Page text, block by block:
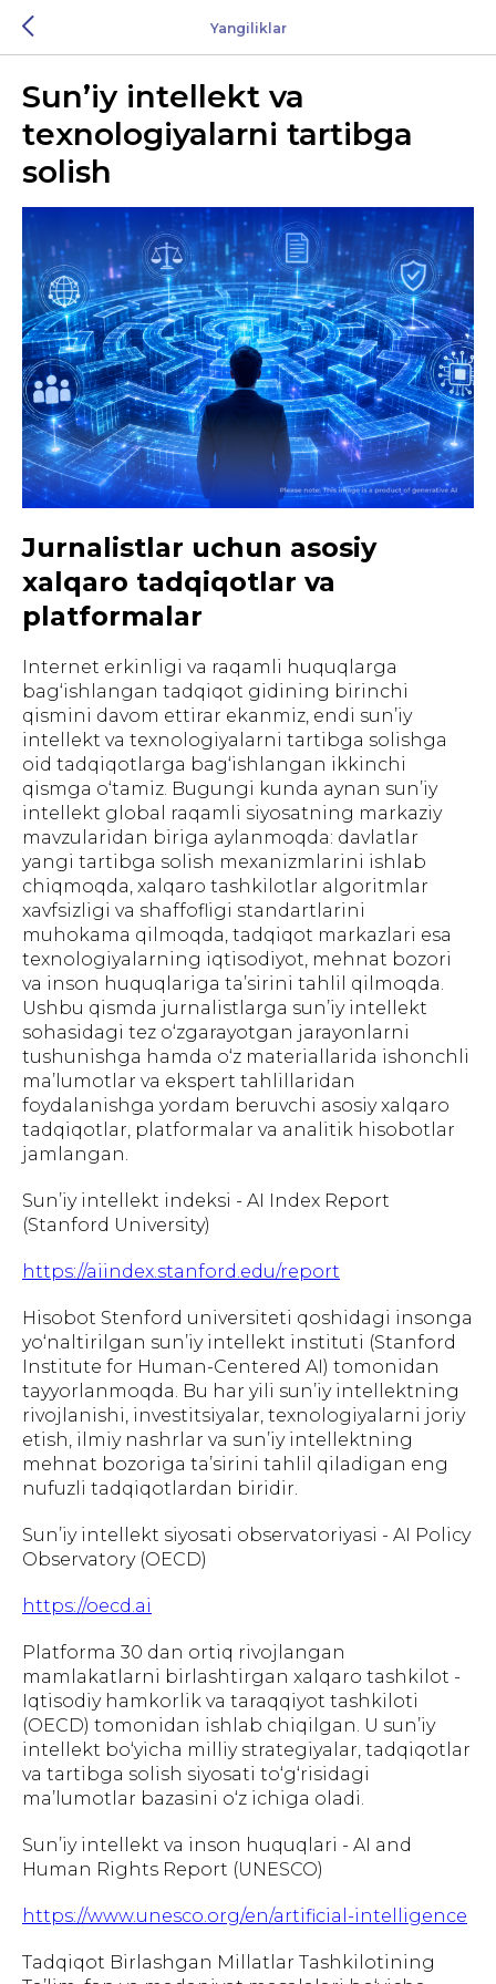
Yangiliklar
Sun’iy intellekt va
texnologiyalarni tartibga
solish
Jurnalistlar uchun asosiy
xalqaro tadqiqotlar va
platformalar
Internet erkinligi va raqamli huquqlarga
bag‘ishlangan tadqiqot gidining birinchi
qismini davom ettirar ekanmiz, endi sun’iy
intellekt va texnologiyalarni tartibga solishga
oid tadqiqotlarga bag‘ishlangan ikkinchi
qismga o‘tamiz. Bugungi kunda aynan sun’iy
intellekt global raqamli siyosatning markaziy
mavzularidan biriga aylanmoqda: davlatlar
yangi tartibga solish mexanizmlarini ishlab
chiqmoqda, xalqaro tashkilotlar algoritmlar
xavfsizligi va shaffofligi standartlarini
muhokama qilmoqda, tadqiqot markazlari esa
texnologiyalarning iqtisodiyot, mehnat bozori
va inson huquqlariga ta’sirini tahlil qilmoqda.
Ushbu qismda jurnalistlarga sun’iy intellekt
sohasidagi tez o‘zgarayotgan jarayonlarni
tushunishga hamda o‘z materiallarida ishonchli
ma’lumotlar va ekspert tahlillaridan
foydalanishga yordam beruvchi asosiy xalqaro
tadqiqotlar, platformalar va analitik hisobotlar
jamlangan.
Sun’iy intellekt indeksi - AI Index Report
(Stanford University)
https://aiindex.stanford.edu/report
Hisobot Stenford universiteti qoshidagi insonga
yo‘naltirilgan sun’iy intellekt instituti (Stanford
Institute for Human-Centered AI) tomonidan
tayyorlanmoqda. Bu har yili sun’iy intellektning
rivojlanishi, investitsiyalar, texnologiyalarni joriy
etish, ilmiy nashrlar va sun’iy intellektning
mehnat bozoriga ta’sirini tahlil qiladigan eng
nufuzli tadqiqotlardan biridir.
Sun’iy intellekt siyosati observatoriyasi - AI Policy
Observatory (OECD)
https://oecd.ai
Platforma 30 dan ortiq rivojlangan
mamlakatlarni birlashtirgan xalqaro tashkilot -
Iqtisodiy hamkorlik va taraqqiyot tashkiloti
(OECD) tomonidan ishlab chiqilgan. U sun’iy
intellekt bo‘yicha milliy strategiyalar, tadqiqotlar
va tartibga solish siyosati to‘g‘risidagi
ma’lumotlar bazasini o‘z ichiga oladi.
Sun’iy intellekt va inson huquqlari - AI and
Human Rights Report (UNESCO)
https://www.unesco.org/en/artificial-intelligence
Tadqiqot Birlashgan Millatlar Tashkilotining